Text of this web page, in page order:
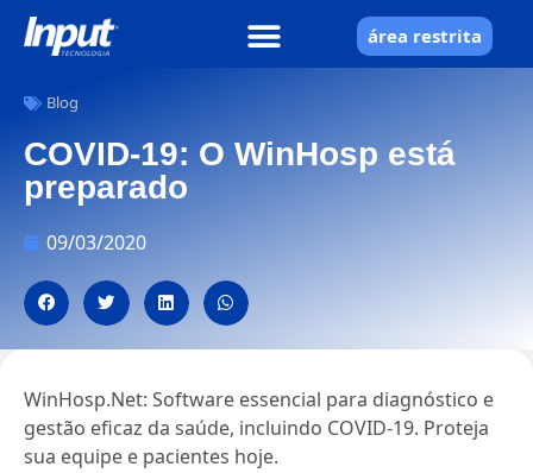
área restrita
Blog
COVID-19: O WinHosp está
preparado
09/03/2020
WinHosp.Net: Software essencial para diagnóstico e
gestão eficaz da saúde, incluindo COVID-19. Proteja
sua equipe e pacientes hoje.